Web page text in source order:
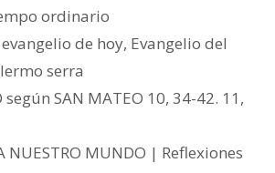
ordinario
evangelio de hoy, Evangelio del
serra
según SAN MATEO 10, 34-42. 11,
NUESTRO MUNDO | Reflexiones